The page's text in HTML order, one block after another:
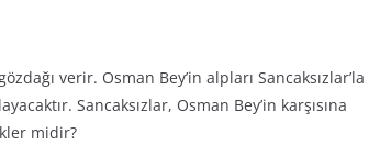
verir. Osman Bey’in alpları Sancaksızlar’la
Sancaksızlar, Osman Bey’in karşısına
midir?